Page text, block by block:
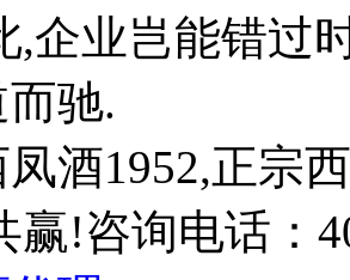
,企业岂能错过
驰.
1952,正宗西
赢!咨询电话：